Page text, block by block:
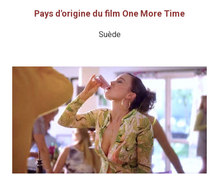
Pays d'origine du film One More Time
Suède